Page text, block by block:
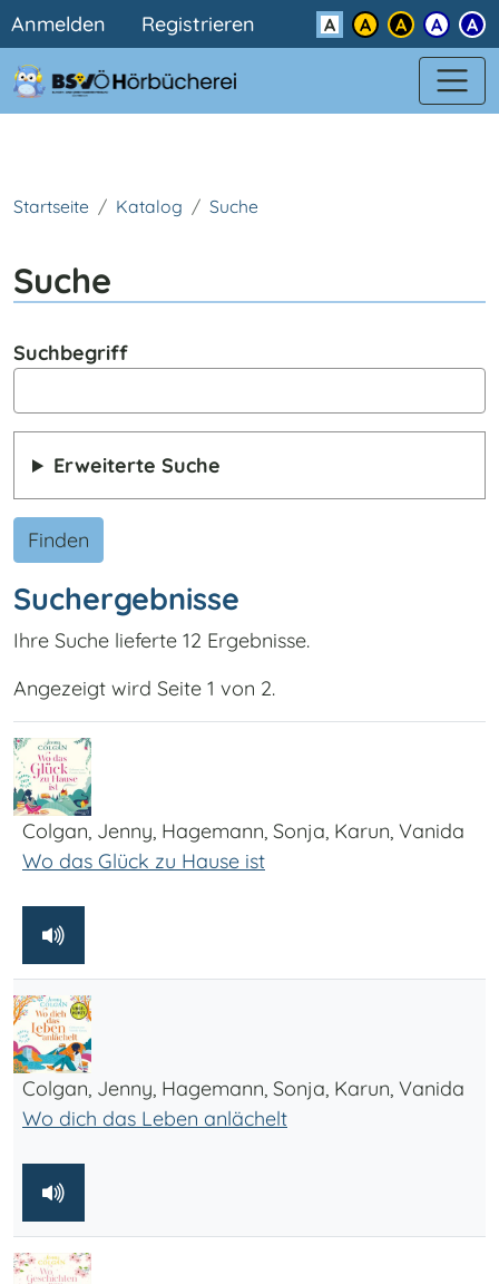
Direkt zum Inhalt
Benutzermenü
Anmelden Registrieren Kontrast
Startseite Katalog Suche
Suche
Suchbegriff
Erweiterte Suche
Finden
Suchergebnisse
Ihre Suche lieferte 12 Ergebnisse.
Angezeigt wird Seite 1 von 2.
Colgan, Jenny, Hagemann, Sonja, Karun, Vanida
Wo das Glück zu Hause ist
Colgan, Jenny, Hagemann, Sonja, Karun, Vanida
Wo dich das Leben anlächelt